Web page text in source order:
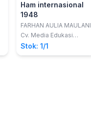
Ham internasional
1948
FARHAN AULIA MAULANI
Cv. Media Edukasi
Creative
Stok: 1/1